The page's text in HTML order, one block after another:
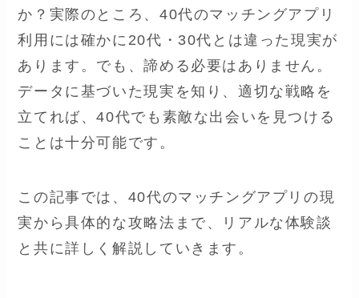
か？実際のところ、40代のマッチングアプリ
利用には確かに20代・30代とは違った現実が
あります。でも、諦める必要はありません。
データに基づいた現実を知り、適切な戦略を
立てれば、40代でも素敵な出会いを見つける
ことは十分可能です。
この記事では、40代のマッチングアプリの現
実から具体的な攻略法まで、リアルな体験談
と共に詳しく解説していきます。